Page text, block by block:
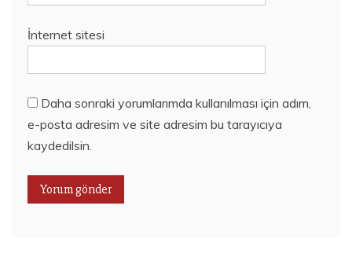
İnternet sitesi
Daha sonraki yorumlarımda kullanılması için adım,
e-posta adresim ve site adresim bu tarayıcıya
kaydedilsin.